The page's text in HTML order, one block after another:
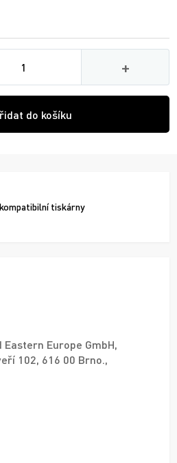
Množství
+
do košíku
kompatibilní tiskárny
Europe GmbH,
102, 616 00 Brno.,